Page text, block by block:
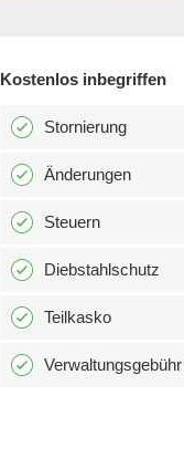
Kostenlos inbegriffen
Stornierung
Änderungen
Steuern
Diebstahlschutz
Teilkasko